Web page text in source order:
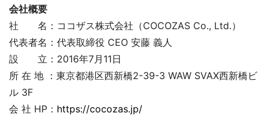
会社概要
社 名：ココザス株式会社（COCOZAS Co., Ltd.）
代表者名：代表取締役 CEO 安藤 義人
設 立：2016年7月11日
所 在 地 ：東京都港区西新橋2-39-3 WAW SVAX西新橋ビ
ル 3F
会 社 HP： https://cocozas.jp/